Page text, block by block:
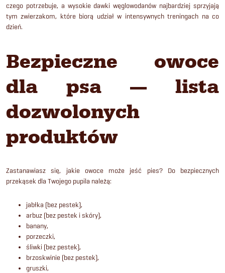
czego potrzebuje, a wysokie dawki węglowodanów najbardziej sprzyjają
tym zwierzakom, które biorą udział w intensywnych treningach na co
dzień.
Bezpieczne owoce
dla psa — lista
dozwolonych
produktów
Zastanawiasz się, jakie owoce może jeść pies? Do bezpiecznych
przekąsek dla Twojego pupila należą:
jabłka (bez pestek),
arbuz (bez pestek i skóry),
banany,
porzeczki,
śliwki (bez pestek),
brzoskwinie (bez pestek),
gruszki,